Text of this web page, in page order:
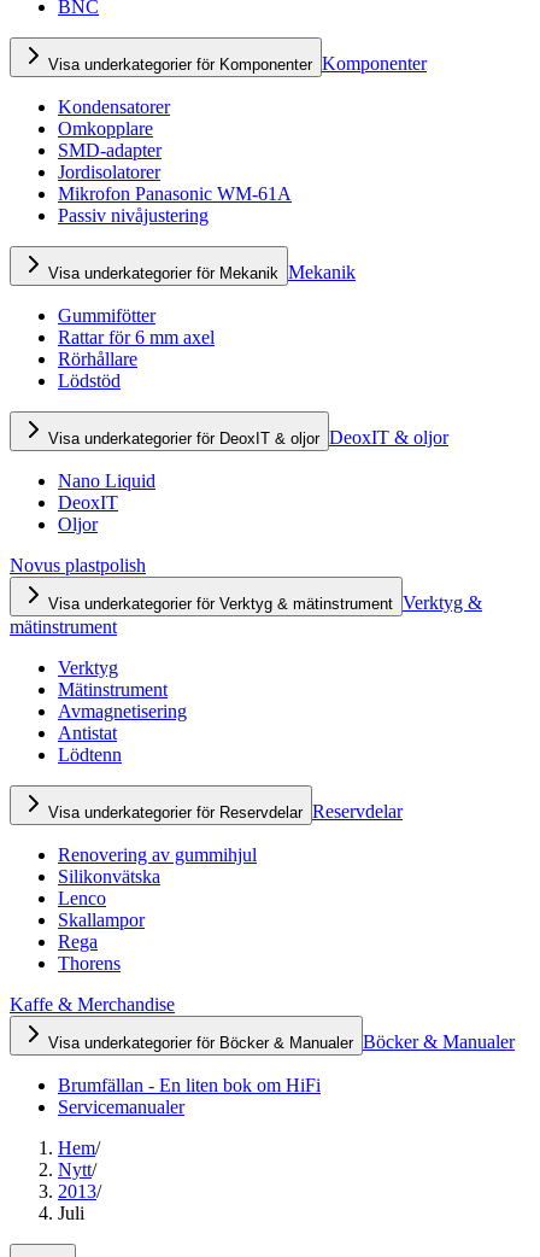
BNC
Visa underkategorier för Komponenter Komponenter
Kondensatorer
Omkopplare
SMD-adapter
Jordisolatorer
Mikrofon Panasonic WM-61A
Passiv nivåjustering
Visa underkategorier för Mekanik Mekanik
Gummifötter
Rattar för 6 mm axel
Rörhållare
Lödstöd
Visa underkategorier för DeoxIT & oljor DeoxIT & oljor
Nano Liquid
DeoxIT
Oljor
Novus plastpolish
Visa underkategorier för Verktyg & mätinstrument Verktyg &
mätinstrument
Verktyg
Mätinstrument
Avmagnetisering
Antistat
Lödtenn
Visa underkategorier för Reservdelar Reservdelar
Renovering av gummihjul
Silikonvätska
Lenco
Skallampor
Rega
Thorens
Kaffe & Merchandise
Visa underkategorier för Böcker & Manualer Böcker & Manualer
Brumfällan - En liten bok om HiFi
Servicemanualer
Hem/
Nytt/
2013/
Juli